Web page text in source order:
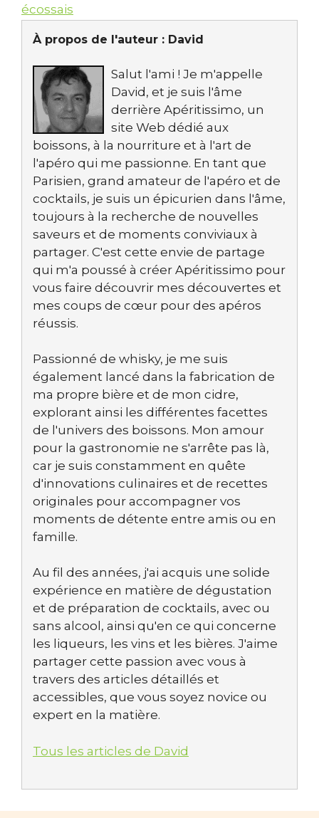
écossais
À propos de l'auteur : David
Salut l'ami ! Je m'appelle
David, et je suis l'âme
derrière Apéritissimo, un
site Web dédié aux
boissons, à la nourriture et à l'art de
l'apéro qui me passionne. En tant que
Parisien, grand amateur de l'apéro et de
cocktails, je suis un épicurien dans l'âme,
toujours à la recherche de nouvelles
saveurs et de moments conviviaux à
partager. C'est cette envie de partage
qui m'a poussé à créer Apéritissimo pour
vous faire découvrir mes découvertes et
mes coups de cœur pour des apéros
réussis.
Passionné de whisky, je me suis
également lancé dans la fabrication de
ma propre bière et de mon cidre,
explorant ainsi les différentes facettes
de l'univers des boissons. Mon amour
pour la gastronomie ne s'arrête pas là,
car je suis constamment en quête
d'innovations culinaires et de recettes
originales pour accompagner vos
moments de détente entre amis ou en
famille.
Au fil des années, j'ai acquis une solide
expérience en matière de dégustation
et de préparation de cocktails, avec ou
sans alcool, ainsi qu'en ce qui concerne
les liqueurs, les vins et les bières. J'aime
partager cette passion avec vous à
travers des articles détaillés et
accessibles, que vous soyez novice ou
expert en la matière.
Tous les articles de David